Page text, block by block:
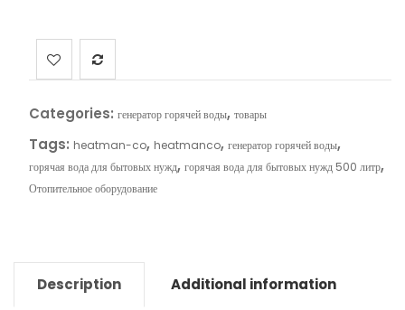
Categories: генератор горячей воды, товары
Tags: heatman-co, heatmanco, генератор горячей воды,
горячая вода для бытовых нужд, горячая вода для бытовых нужд 500 литр,
Отопительное оборудование
Description Additional information